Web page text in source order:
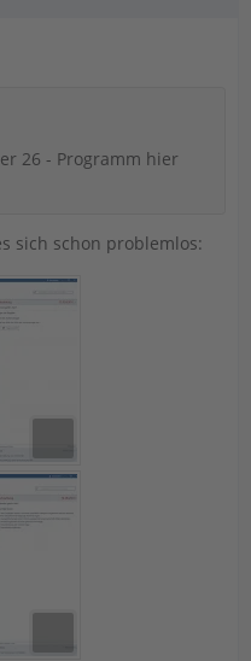
26 - Programm hier
sich schon problemlos: